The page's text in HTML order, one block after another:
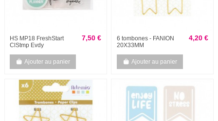
HS MP18 FreshStart
ClStmp Evdy
7,50 €
Ajouter au panier
6 tombones - FANION
20X33MM
4,20 €
Ajouter au panier